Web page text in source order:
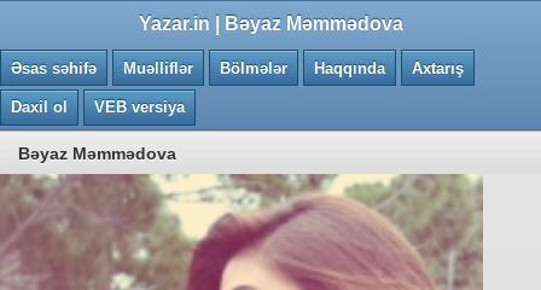
Yazar.in | Bəyaz Məmmədova
Əsas səhifə Muəlliflər Bölmələr Haqqında Axtarış
Daxil ol VEB versiya
Bəyaz Məmmədova